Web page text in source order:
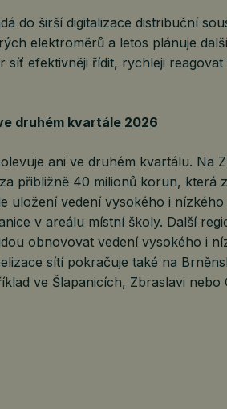
do širší digitalizace distribuční
elektroměrů a letos plánuje
síť efektivněji řídit, rychleji
druhém kvartále 2026
ani ve druhém kvartálu. Na
přibližně 40 milionů korun, která
uložení vedení vysokého i
v areálu místní školy. Další
obnovovat vedení vysokého i
sítí pokračuje také na
ve Šlapanicích, Zbraslavi nebo